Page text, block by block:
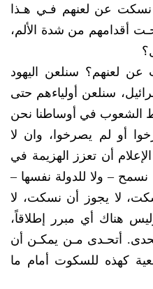
ثم نسكت عن لعنهم فـي هـذا
أقدامهم من شدة الألم،
عن لعنهم؟ سنلعن اليهود
سنلعن أولياءهم حتى
الشعوب في أوساطنا نحن
أو لم يصرخوا، وان لا
أن تعزز الهزيمة في
– ولا للدولة نفسها –
لا يجوز أن نسكت، لا
هناك أي مبرر إطلاقاً،
أتحـدى مـن يمكـن أن
كهذه للسكوت أمام ما